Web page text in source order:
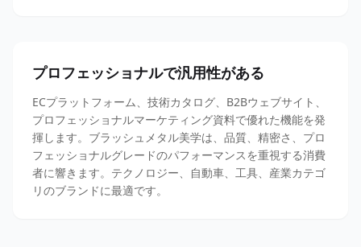
プロフェッショナルで汎用性がある
ECプラットフォーム、技術カタログ、B2Bウェブサイト、
プロフェッショナルマーケティング資料で優れた機能を発
揮します。ブラッシュメタル美学は、品質、精密さ、プロ
フェッショナルグレードのパフォーマンスを重視する消費
者に響きます。テクノロジー、自動車、工具、産業カテゴ
リのブランドに最適です。